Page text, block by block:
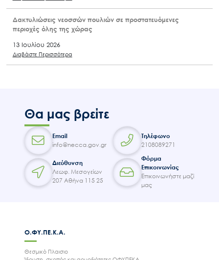
Δακτυλιώσεις νεοσσών πουλιών σε προστατευόμενες
περιοχές όλης της χώρας
13 Ιουλίου 2026
Διαβάστε Περισσότερα
Θα μας βρείτε
Email
info@necca.gov.gr
Τηλέφωνο
2108089271
Διεύθυνση
Λεωφ. Μεσογείων
207 Αθήνα 115 25
Φόρμα
Επικοινωνίας
Επικοινωνήστε μαζί
μας
Ο.ΦΥ.ΠΕ.Κ.Α.
Θεσμικό Πλαισιο